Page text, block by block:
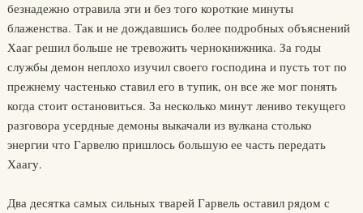
безнадежно отравила эти и без того короткие минуты
блаженства. Так и не дождавшись более подробных объяснений
Хааг решил больше не тревожить чернокнижника. За годы
службы демон неплохо изучил своего господина и пусть тот по
прежнему частенько ставил его в тупик, он все же мог понять
когда стоит остановиться. За несколько минут лениво текущего
разговора усердные демоны выкачали из вулкана столько
энергии что Гарвелю пришлось большую ее часть передать
Хаагу.
Два десятка самых сильных тварей Гарвель оставил рядом с